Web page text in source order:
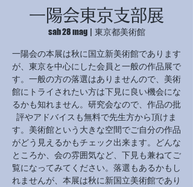
© Copyright
一陽会東京支部展
sab 28 mag
  |
東京都美術館
一陽会の本展は秋に国立新美術館であります
が、東京を中心にした会員と一般の作品展で
す。一般の方の落選はありませんので、美術
館にトライされたい方は下見に良い機会にな
るかも知れません。研究会なので、作品の批
評やアドバイスも無料で先生方から頂けま
す。美術館という大きな空間でご自分の作品
がどう見えるかもチェック出来ます。どんな
ところか、会の雰囲気など、下見も兼ねてご
覧になってみてください。落選もあるかもし
れませんが、本展は秋に新国立美術館であり